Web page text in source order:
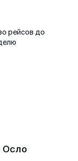
рейсов до
Осло